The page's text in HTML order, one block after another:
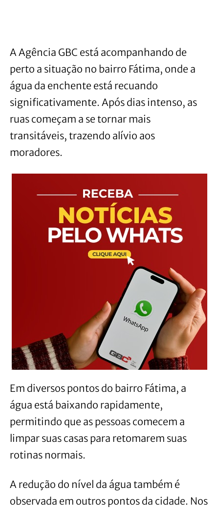
A Agência GBC está acompanhando de
perto a situação no bairro Fátima, onde a
água da enchente está recuando
significativamente. Após dias intenso, as
ruas começam a se tornar mais
transitáveis, trazendo alívio aos
moradores.
Em diversos pontos do bairro Fátima, a
água está baixando rapidamente,
permitindo que as pessoas comecem a
limpar suas casas para retomarem suas
rotinas normais.
A redução do nível da água também é
observada em outros pontos da cidade. Nos